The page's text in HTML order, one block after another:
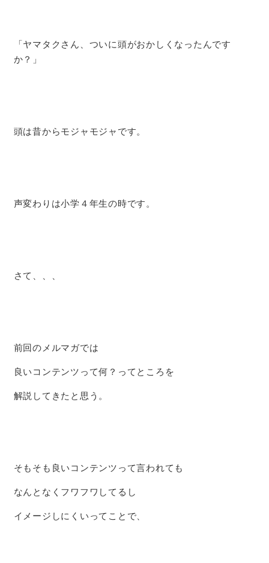
「ヤマタクさん、ついに頭がおかしくなったんです
か？」
頭は昔からモジャモジャです。
声変わりは小学４年生の時です。
さて、、、
前回のメルマガでは
良いコンテンツって何？ってところを
解説してきたと思う。
そもそも良いコンテンツって言われても
なんとなくフワフワしてるし
イメージしにくいってことで、